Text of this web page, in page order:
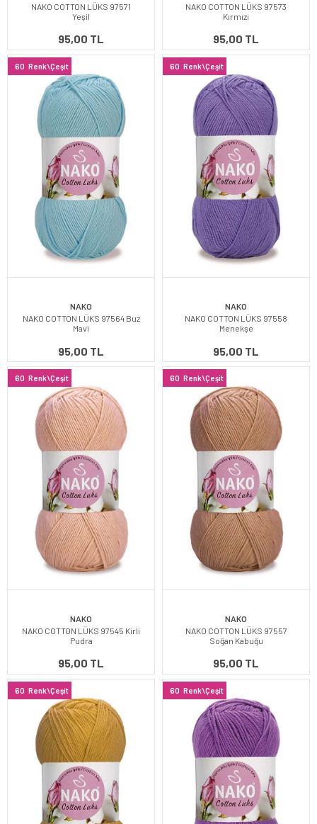
NAKO COTTON LÜKS 97571
Yeşil
95,00 TL
NAKO COTTON LÜKS 97573
Kırmızı
95,00 TL
60 Renk\Çeşit
NAKO
NAKO COTTON LÜKS 97564 Buz
Mavi
95,00 TL
60 Renk\Çeşit
NAKO
NAKO COTTON LÜKS 97558
Menekşe
95,00 TL
60 Renk\Çeşit
NAKO
NAKO COTTON LÜKS 97545 Kirli
Pudra
95,00 TL
60 Renk\Çeşit
NAKO
NAKO COTTON LÜKS 97557
Soğan Kabuğu
95,00 TL
60 Renk\Çeşit 60 Renk\Çeşit